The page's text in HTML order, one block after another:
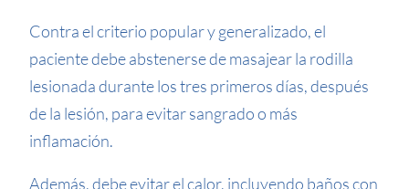
Contra el criterio popular y generalizado, el
paciente debe abstenerse de masajear la rodilla
lesionada durante los tres primeros días, después
de la lesión, para evitar sangrado o más
inflamación.
Además, debe evitar el calor, incluyendo baños con